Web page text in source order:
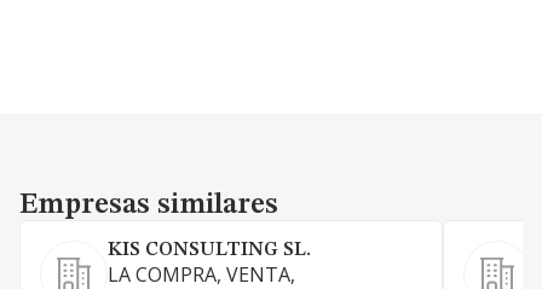
Empresas similares
Empresas similares
KIS CONSULTING SL.
LA COMPRA, VENTA,